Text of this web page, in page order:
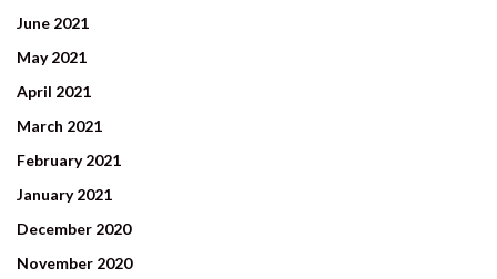
June 2021
May 2021
April 2021
March 2021
February 2021
January 2021
December 2020
November 2020